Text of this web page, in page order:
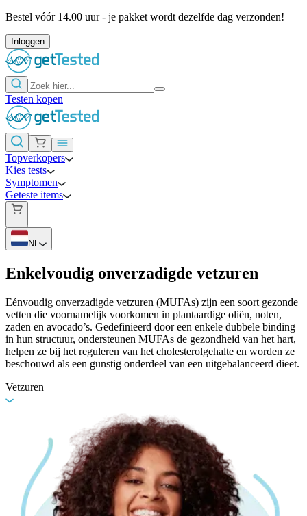
Bestel vóór 14.00 uur - je pakket wordt dezelfde dag verzonden!
Inloggen
Testen kopen
Topverkopers
Kies tests
Symptomen
Geteste items
NL
Enkelvoudig onverzadigde vetzuren
Eénvoudig onverzadigde vetzuren (MUFAs) zijn een soort gezonde
vetten die voornamelijk voorkomen in plantaardige oliën, noten,
zaden en avocado’s. Gedefinieerd door een enkele dubbele binding
in hun structuur, ondersteunen MUFAs de gezondheid van het hart,
helpen ze bij het reguleren van het cholesterolgehalte en worden ze
beschouwd als een gunstig onderdeel van een uitgebalanceerd dieet.
Vetzuren